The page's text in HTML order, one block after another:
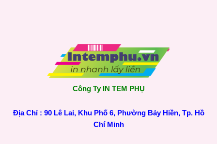
Công Ty IN TEM PHỤ
Địa Chỉ : 90 Lê Lai, Khu Phố 6, Phường Bảy Hiền, Tp. Hồ
Chí Minh